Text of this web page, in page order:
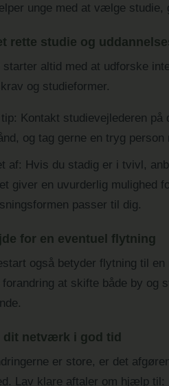
unge med at vælge studie,
rette studie og
starter altid med at udforske
og studieformer.
Kontakt studievejlederen
og tag gerne en tryg person
af: Hvis du stadig er i tvivl,
giver en uvurderlig mulighed
passer til dig.
for en eventuel flytning
også betyder flytning til
at skifte både by og
dit netværk i god tid
er store, er det
Lav klare aftaler om hjælp til: